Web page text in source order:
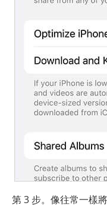
第 3 步。像往常一樣